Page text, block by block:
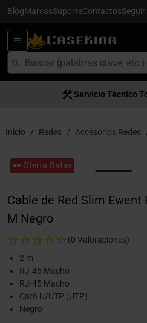
BlogMarcasSuporteContactos
Servício Técnico
Inicio Redes Accesorios Redes
🕶️ Oferta Gafas
Cable de Red Slim Ewent
M Negro
(0 Valoraciones)
2 m
RJ-45 Macho
RJ-45 Macho
Cat6 U/UTP (UTP)
Negro